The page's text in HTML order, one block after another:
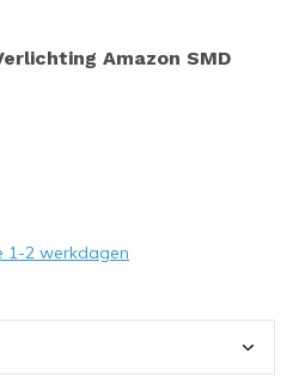
Amazon SMD
1-2 werkdagen